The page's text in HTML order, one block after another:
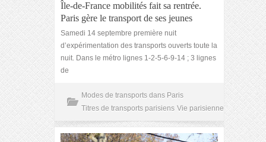
Île-de-France mobilités fait sa rentrée.
Paris gère le transport de ses jeunes
Samedi 14 septembre première nuit
d’expérimentation des transports ouverts toute la
nuit. Dans le métro lignes 1-2-5-6-9-14 ; 3 lignes
de
Modes de transports dans Paris
Titres de transports parisiens Vie parisienne